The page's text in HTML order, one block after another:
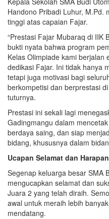
Handono Pribadi Luhur, M.Pd.
tinggi atas capaian Fajar.
“Prestasi Fajar Mubaraq di IIK
bukti nyata bahwa program
Kelas Olimpiade kami berjalan
dedikasi Fajar. Ini tidak hanya
tetapi juga motivasi bagi
berkompetisi dan berprestasi
tuturnya.
Prestasi ini sekali lagi
Gadingmangu dalam
berdaya saing, dan siap
bidang, khususnya dalam
Ucapan Selamat dan
Segenap keluarga besar SMA
mengucapkan selamat dan
Juara 2 yang telah diraih.
awal untuk meraih lebih
mendatang.